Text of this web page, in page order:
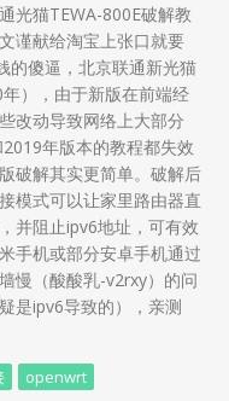
光猫TEWA-800E破解教
谨献给淘宝上张口就要
的傻逼，北京联通新光猫
年），由于新版在前端经
改动导致网络上大部分
年版本的教程都失效
破解其实更简单。破解后
模式可以让家里路由器直
并阻止ipv6地址，可有效
手机或部分安卓手机通过
慢（酸酸乳-v2rxy）的问
是ipv6导致的），亲测
openwrt